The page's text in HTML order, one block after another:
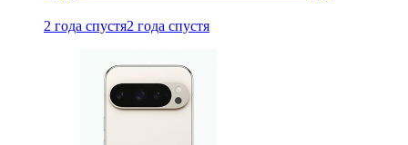
2 года спустя2 года спустя